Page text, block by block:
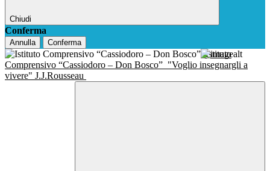
Chiudi
Conferma
Annulla Conferma
Istituto
Comprensivo “Cassiodoro – Don Bosco” "Voglio insegnargli a
vivere" J.J.Rousseau